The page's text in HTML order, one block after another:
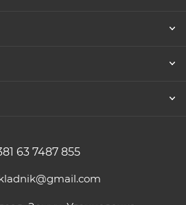
63 7487 855